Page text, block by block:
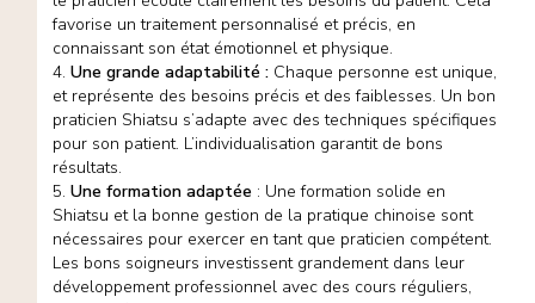
favorise un traitement personnalisé et précis, en
connaissant son état émotionnel et physique.
4. Une grande adaptabilité :Chaque personne est unique,
et représente des besoins précis et des faiblesses. Un bon
praticien Shiatsu s’adapte avec des techniques spécifiques
pour son patient. L’individualisation garantit de bons
résultats.
5. Une formation adaptée : Une formation solide en
Shiatsu et la bonne gestion de la pratique chinoise sont
nécessaires pour exercer en tant que praticien compétent.
Les bons soigneurs investissent grandement dans leur
développement professionnel avec des cours réguliers,